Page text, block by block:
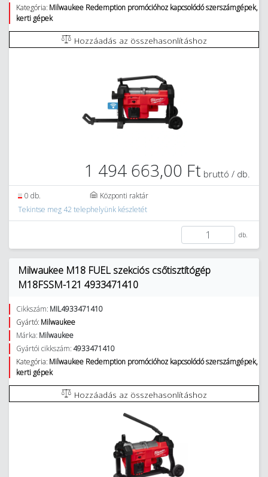
Kategória: Milwaukee Redemption promócióhoz kapcsolódó szerszámgépek,
kerti gépek
Hozzáadás az összehasonlításhoz
1 494 663,00 Ft bruttó / db.
0 db.
Központi raktár
Tekintse meg 42 telephelyünk készletét
db.
Milwaukee M18 FUEL szekciós csőtisztítógép
M18FSSM-121 4933471410
Cikkszám: MIL4933471410
Gyártó: Milwaukee
Márka: Milwaukee
Gyártói cikkszám:4933471410
Kategória: Milwaukee Redemption promócióhoz kapcsolódó szerszámgépek,
kerti gépek
Hozzáadás az összehasonlításhoz